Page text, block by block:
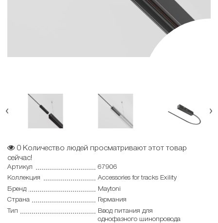
0 Количество людей просматривают этот товар
сейчас!
Артикул
67906
Коллекция
Accessories for tracks Exility
Бренд
Maytoni
Страна
Германия
Тип
Ввод питания для
однофазного шинопровода